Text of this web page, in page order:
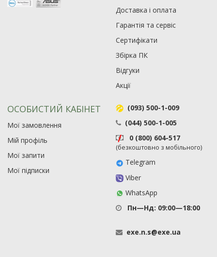
Доставка і оплата
Гарантія та сервіс
Сертифікати
Збірка ПК
Відгуки
Акції
ОСОБИСТИЙ КАБІНЕТ
Мої замовлення
Мій профіль
Мої запити
Мої підписки
(093) 500-1-009
(044) 500-1-005
0 (800) 604-517
(безкоштовно з мобільного)
Telegram
Viber
WhatsApp
Пн—Нд: 09:00—18:00
exe.n.s@exe.ua